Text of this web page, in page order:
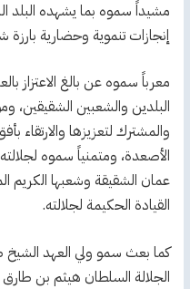
مشيداً سموه بما يشهده البلد
إنجازات تنموية وحضارية
معرباً سموه عن بالغ الاعتزاز
البلدين والشعبين الشقيقين،
والمشترك لتعزيزها والارتقاء
الأصعدة، ومتمنياً سموه
عمان الشقيقة وشعبها الكريم
القيادة الحكيمة لجلالته.
كما بعث سمو ولي العهد الشيخ
الجلالة السلطان هيثم بن